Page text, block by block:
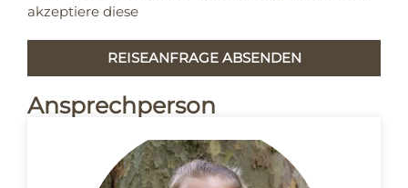
akzeptiere diese
REISEANFRAGE ABSENDEN
Ansprechperson